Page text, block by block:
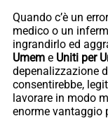
Quando c’è un
medico o un
ingrandirlo ed
Umem e Uniti per
depenalizzazione
consentirebbe,
lavorare in modo
enorme vantaggio